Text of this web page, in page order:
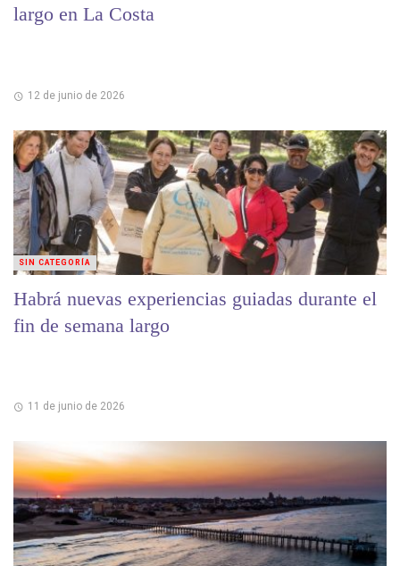
largo en La Costa
12 de junio de 2026
Habrá nuevas experiencias guiadas durante el
fin de semana largo
11 de junio de 2026
SIN CATEGORÍA